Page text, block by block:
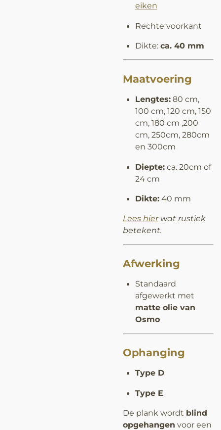
eiken
Rechte voorkant
Dikte: ca. 40 mm
Maatvoering
Lengtes:80 cm,
100 cm, 120 cm, 150
cm, 180 cm ,200
cm, 250cm, 280cm
en 300cm
Diepte:ca. 20cm of
24 cm
Dikte:40 mm
Lees hierwat rustiek
betekent.
Afwerking
Standaard
afgewerkt met
matte olie van
Osmo
Ophanging
Type D
Type E
De plank wordt blind
opgehangen voor een